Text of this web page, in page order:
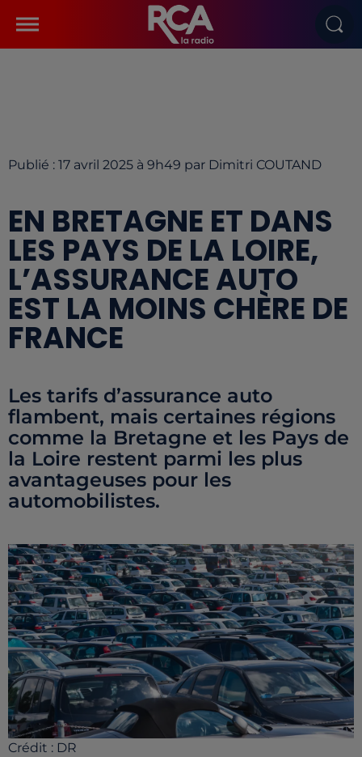
Publié : 17 avril 2025 à 9h49 par Dimitri COUTAND
EN BRETAGNE ET DANS
LES PAYS DE LA LOIRE,
L’ASSURANCE AUTO
EST LA MOINS CHÈRE DE
FRANCE
Les tarifs d’assurance auto
flambent, mais certaines régions
comme la Bretagne et les Pays de
la Loire restent parmi les plus
avantageuses pour les
automobilistes.
Crédit : DR